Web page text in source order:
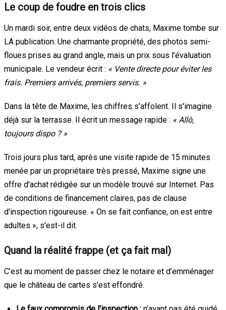
Le coup de foudre en trois clics
Un mardi soir, entre deux vidéos de chats, Maxime tombe sur
LA publication. Une charmante propriété, des photos semi-
floues prises au grand angle, mais un prix sous l’évaluation
municipale. Le vendeur écrit : « Vente directe pour éviter les
frais. Premiers arrivés, premiers servis. »
Dans la tête de Maxime, les chiffres s'affolent. Il s'imagine
déjà sur la terrasse. Il écrit un message rapide : « Allô,
toujours dispo ? »
Trois jours plus tard, après une visite rapide de 15 minutes
menée par un propriétaire très pressé, Maxime signe une
offre d'achat rédigée sur un modèle trouvé sur Internet. Pas
de conditions de financement claires, pas de clause
d'inspection rigoureuse. « On se fait confiance, on est entre
adultes », s'est-il dit.
Quand la réalité frappe (et ça fait mal)
C’est au moment de passer chez le notaire et d’emménager
que le château de cartes s'est effondré.